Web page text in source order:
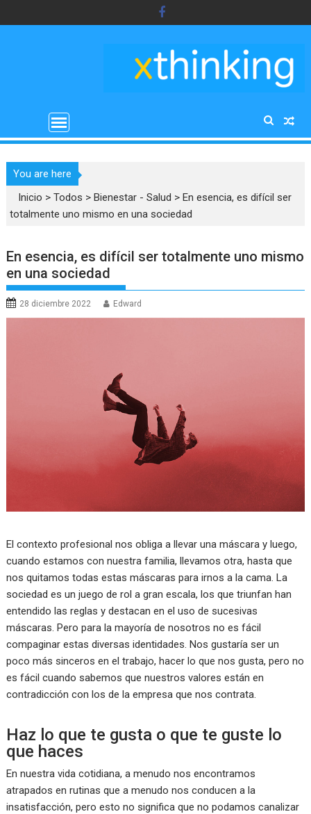
al
You are here
Inicio >Todos >Bienestar - Salud >En esencia, es difícil ser
totalmente uno mismo en una sociedad
En esencia, es difícil ser totalmente uno mismo
en una sociedad
28 diciembre 2022 Edward
El contexto profesional nos obliga a llevar una máscara y luego,
cuando estamos con nuestra familia, llevamos otra, hasta que
nos quitamos todas estas máscaras para irnos a la cama. La
sociedad es un juego de rol a gran escala, los que triunfan han
entendido las reglas y destacan en el uso de sucesivas
máscaras. Pero para la mayoría de nosotros no es fácil
compaginar estas diversas identidades. Nos gustaría ser un
poco más sinceros en el trabajo, hacer lo que nos gusta, pero no
es fácil cuando sabemos que nuestros valores están en
contradicción con los de la empresa que nos contrata.
Haz lo que te gusta o que te guste lo
que haces
En nuestra vida cotidiana, a menudo nos encontramos
atrapados en rutinas que a menudo nos conducen a la
insatisfacción, pero esto no significa que no podamos canalizar